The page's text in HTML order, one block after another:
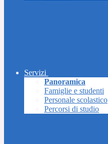
Servizi
Panoramica
Famiglie e studenti
Personale scolastico
Percorsi di studio